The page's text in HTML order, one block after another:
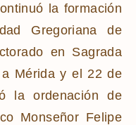
la formación
Gregoriana de
en Sagrada
Mérida y el 22 de
la ordenación de
Monseñor Felipe